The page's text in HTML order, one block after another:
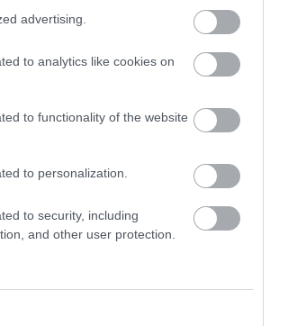
advertising.
to analytics like cookies on
to functionality of the website
to personalization.
to security, including
and other user protection.
Tanulj meg
Hogyan érd el a
Infografika